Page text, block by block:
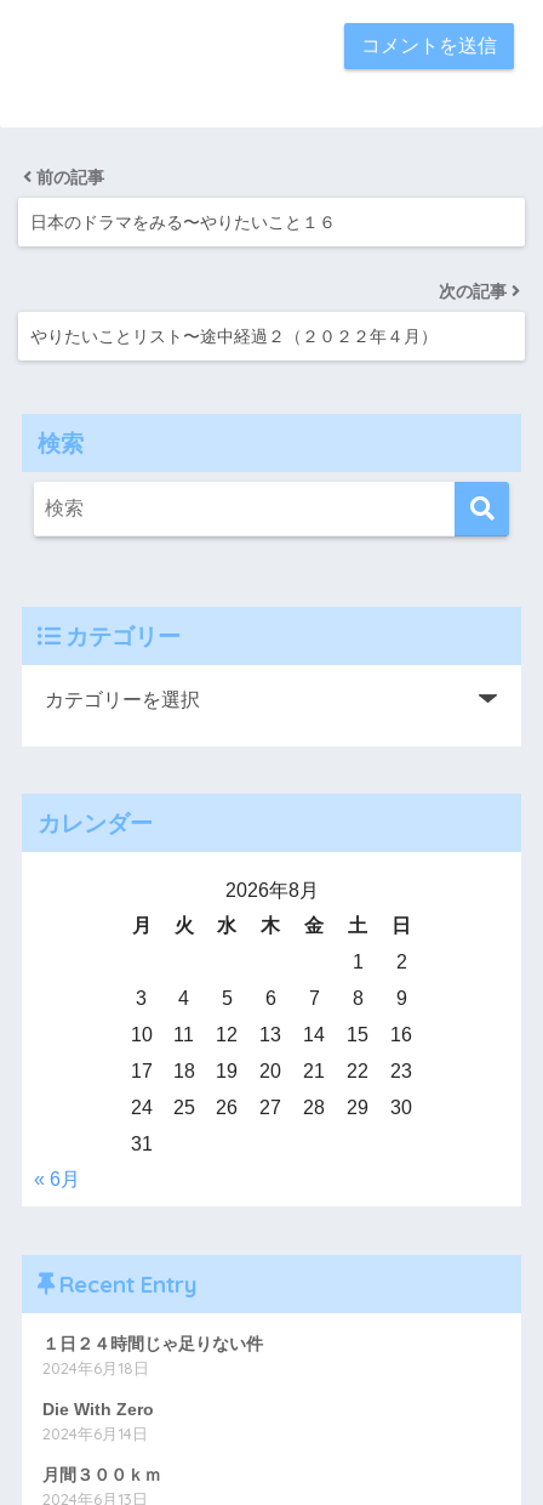
前の記事
日本のドラマをみる〜やりたいこと１６
次の記事
やりたいことリスト〜途中経過２（２０２２年４月）
検索
カテゴリー
カレンダー
2026年8月
月
火 水 木 金 土
日
1
2
3
4 5 6 7 8
9
10
11 12 13 14 15
16
17
18 19 20 21 22
23
24
25 26 27 28 29
30
31
« 6月
Recent Entry
１日２４時間じゃ足りない件
2024年6月18日
Die With Zero
2024年6月14日
月間３００ｋｍ
2024年6月13日